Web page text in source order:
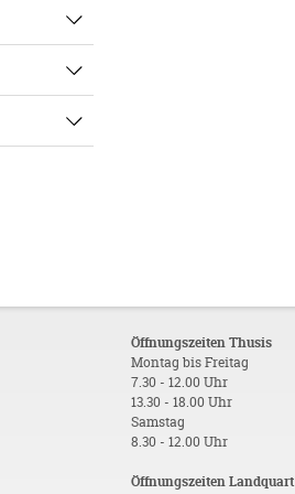
Öffnungszeiten Thusis
Montag bis Freitag
7.30 - 12.00 Uhr
13.30 - 18.00 Uhr
Samstag
8.30 - 12.00 Uhr
Öffnungszeiten Landquart